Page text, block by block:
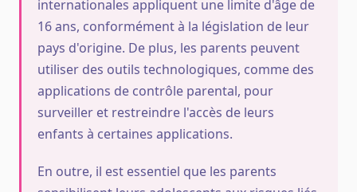
internationales appliquent une limite d'âge de
16 ans, conformément à la législation de leur
pays d'origine. De plus, les parents peuvent
utiliser des outils technologiques, comme des
applications de contrôle parental, pour
surveiller et restreindre l'accès de leurs
enfants à certaines applications.
En outre, il est essentiel que les parents